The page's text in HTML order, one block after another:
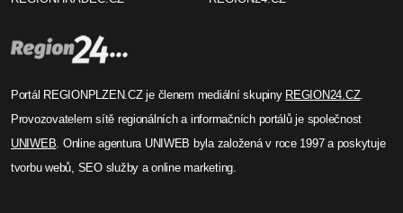
Portál REGIONPLZEN.CZ je členem mediální skupiny REGION24.CZ.
Provozovatelem sítě regionálních a informačních portálů je společnost
UNIWEB . Online agentura UNIWEB byla založená v roce 1997 a poskytuje
tvorbu webů, SEO služby a online marketing.